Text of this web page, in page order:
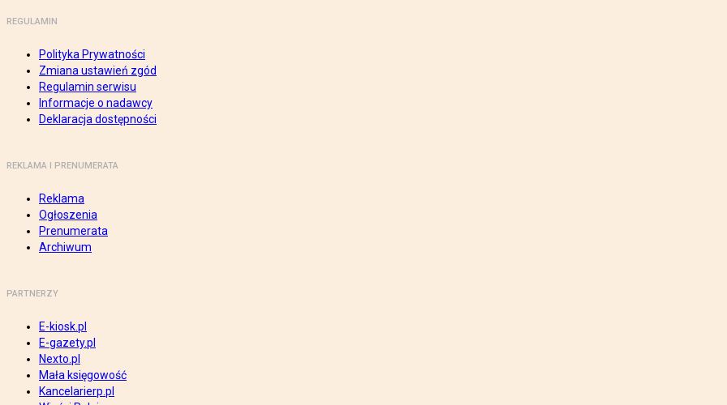
REGULAMIN
Polityka Prywatności
Zmiana ustawień zgód
Regulamin serwisu
Informacje o nadawcy
Deklaracja dostępności
REKLAMA I PRENUMERATA
Reklama
Ogłoszenia
Prenumerata
Archiwum
PARTNERZY
E-kiosk.pl
E-gazety.pl
Nexto.pl
Mała księgowość
Kancelarierp.pl